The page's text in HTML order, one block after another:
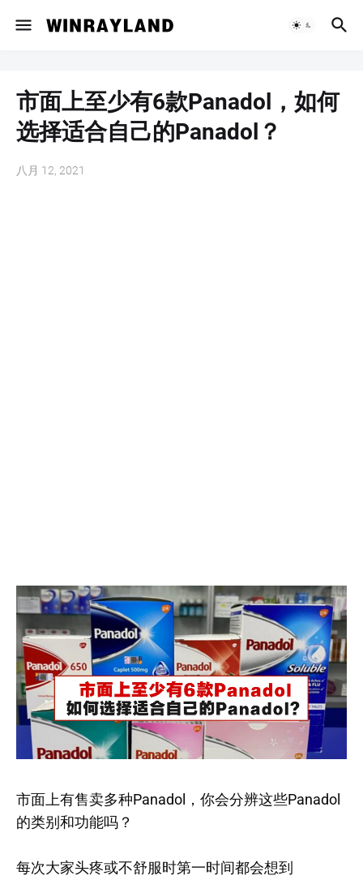
市面上至少有6款Panadol，如何
选择适合自己的Panadol？
八月 12, 2021
市面上有售卖多种Panadol，你会分辨这些Panadol
的类别和功能吗？
每次大家头疼或不舒服时第一时间都会想到